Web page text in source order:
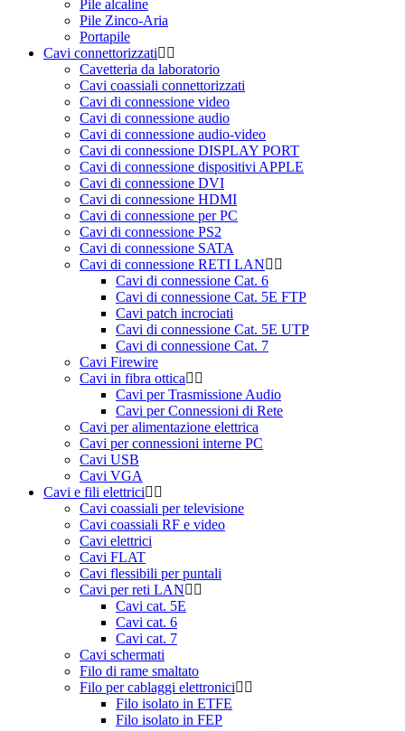
Pile alcaline
Pile Zinco-Aria
Portapile
Cavi connettorizzati
Cavetteria da laboratorio
Cavi coassiali connettorizzati
Cavi di connessione video
Cavi di connessione audio
Cavi di connessione audio-video
Cavi di connessione DISPLAY PORT
Cavi di connessione dispositivi APPLE
Cavi di connessione DVI
Cavi di connessione HDMI
Cavi di connessione per PC
Cavi di connessione PS2
Cavi di connessione SATA
Cavi di connessione RETI LAN
Cavi di connessione Cat. 6
Cavi di connessione Cat. 5E FTP
Cavi patch incrociati
Cavi di connessione Cat. 5E UTP
Cavi di connessione Cat. 7
Cavi Firewire
Cavi in fibra ottica
Cavi per Trasmissione Audio
Cavi per Connessioni di Rete
Cavi per alimentazione elettrica
Cavi per connessioni interne PC
Cavi USB
Cavi VGA
Cavi e fili elettrici
Cavi coassiali per televisione
Cavi coassiali RF e video
Cavi elettrici
Cavi FLAT
Cavi flessibili per puntali
Cavi per reti LAN
Cavi cat. 5E
Cavi cat. 6
Cavi cat. 7
Cavi schermati
Filo di rame smaltato
Filo per cablaggi elettronici
Filo isolato in ETFE
Filo isolato in FEP